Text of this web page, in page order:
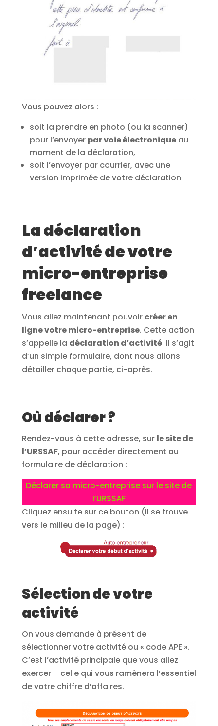
Vous pouvez alors :
soit la prendre en photo (ou la scanner)
pour l’envoyer par voie électroniqueau
moment de la déclaration,
soit l’envoyer par courrier, avec une
version imprimée de votre déclaration.
La déclaration
d’activité de votre
micro-entreprise
freelance
Vous allez maintenant pouvoir créer en
ligne votre micro-entreprise. Cette action
s’appelle la déclaration d’activité. Il s’agit
d’un simple formulaire, dont nous allons
détailler chaque partie, ci-après.
Où déclarer ?
Rendez-vous à cette adresse, sur le site de
l’URSSAF, pour accéder directement au
formulaire de déclaration :
Déclarer sa micro-entreprise sur le site de
l’URSSAF
Cliquez ensuite sur ce bouton (il se trouve
vers le milieu de la page) :
Sélection de votre
activité
On vous demande à présent de
sélectionner votre activité ou « code APE ».
C’est l’activité principale que vous allez
exercer – celle qui vous ramènera l’essentiel
de votre chiffre d’affaires.